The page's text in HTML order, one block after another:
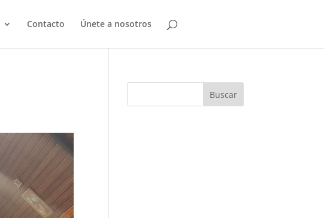
Contacto Únete a nosotros